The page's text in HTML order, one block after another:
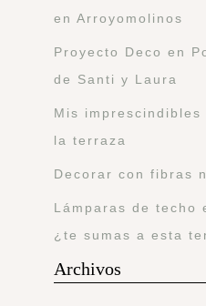
en Arroyomolinos
Proyecto Deco en
de Santi y Laura
Mis
la terraza
Decorar con fibras
Lámparas de techo
¿te sumas a esta
Archivos